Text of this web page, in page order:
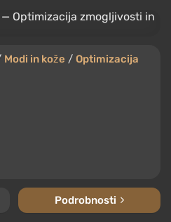
Modi in kože / Optimizacija
Podrobnosti